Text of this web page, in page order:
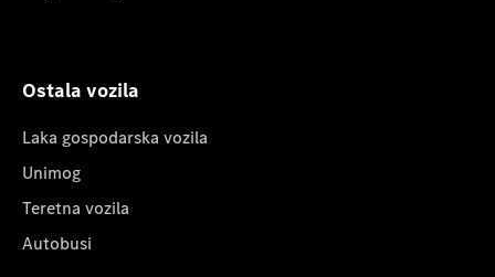
Ostala vozila
Laka gospodarska vozila
Unimog
Teretna vozila
Autobusi